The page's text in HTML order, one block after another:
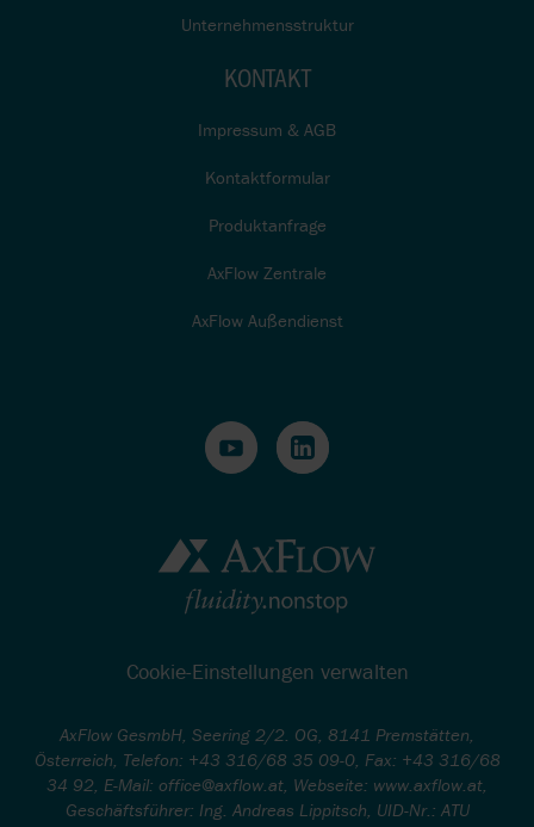
Unternehmensstruktur
KONTAKT
Impressum & AGB
Kontaktformular
Produktanfrage
AxFlow Zentrale
AxFlow Außendienst
Cookie-Einstellungen verwalten
AxFlow GesmbH, Seering 2/2. OG, 8141 Premstätten,
Österreich, Telefon: +43 316/68 35 09-0, Fax: +43 316/68
34 92, E-Mail: office@axflow.at, Webseite: www.axflow.at,
Geschäftsführer: Ing. Andreas Lippitsch, UID-Nr.: ATU